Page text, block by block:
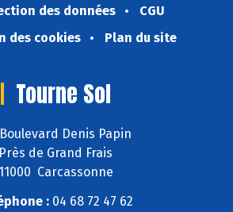
des données
CGU
des cookies
Plan du site
Tourne Sol
Denis Papin
Près de Grand Frais
11000 Carcassonne
:04 68 72 47 62